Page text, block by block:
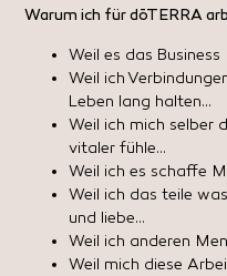
Warum ich für dōTERRA
Weil es das
Weil ich
Leben lang halten…
Weil ich mich selber
vitaler fühle…
Weil ich es schaffe
Weil ich das teile
und liebe…
Weil ich anderen
Weil mich diese